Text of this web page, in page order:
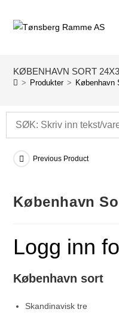
KØBENHAVN SORT
> Produkter > København
Previous Product
København
Logg inn
København sort
Skandinavisk tre